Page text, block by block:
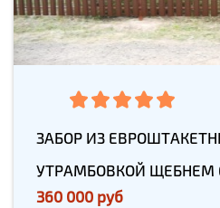
ЗАБОР ИЗ
УТРАМБОВКОЙ ЩЕБНЕМ
360 000 руб